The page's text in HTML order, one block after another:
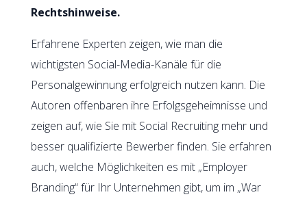
Rechtshinweise.
Erfahrene Experten zeigen, wie man die
wichtigsten Social-Media-Kanäle für die
Personalgewinnung erfolgreich nutzen kann. Die
Autoren offenbaren ihre Erfolgsgeheimnisse und
zeigen auf, wie Sie mit Social Recruiting mehr und
besser qualifizierte Bewerber finden. Sie erfahren
auch, welche Möglichkeiten es mit „Employer
Branding“ für Ihr Unternehmen gibt, um im „War